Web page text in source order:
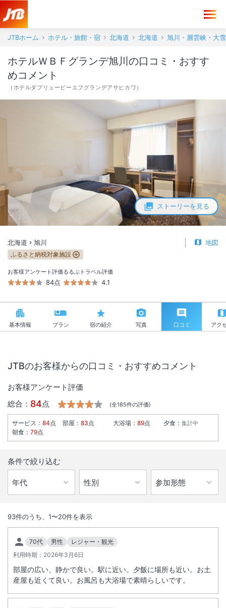
JTBホーム ホテル・旅館・宿 北海道 北海道 旭川・層雲峡・大
ストーリーを見る
ホテルＷＢＦグランデ旭川の口コミ・おすす
めコメント
（ ホテルダブリュービーエフグランデアサヒカワ ）
北海道 旭川 地図
ふるさと納税対象施設
お客様アンケート評価
84点
るるぶトラベル評価
4.1
基本情報 プラン 宿の紹介 写真 口コミ アク
JR旭川駅東口徒歩2分。
充実した温浴設備が自慢の「天然温泉 みなぴりかの湯」を併設。
種類豊富な大浴場・オートロウリュ付のサウナ・2種の岩盤浴
エリア最大規模の癒しコンテンツ。
JTBのお客様からの口コミ・おすすめコメント
お客様アンケート評価
総合： 84点 (全185件の評価)
サービス ： 84点 部屋 ： 83点 大浴場 ： 89点 夕食 ： 集計中
朝食 ： 79点
条件で絞り込む
93件のうち、 1〜20件を表示
70代 男性
レジャー・観光
利用時期： 2026年3月6日
部屋の広い、静かで良い。駅に近い。夕飯に場所も近い。お土
産屋も近くて良い。お風呂も大浴場で素晴らしいです。